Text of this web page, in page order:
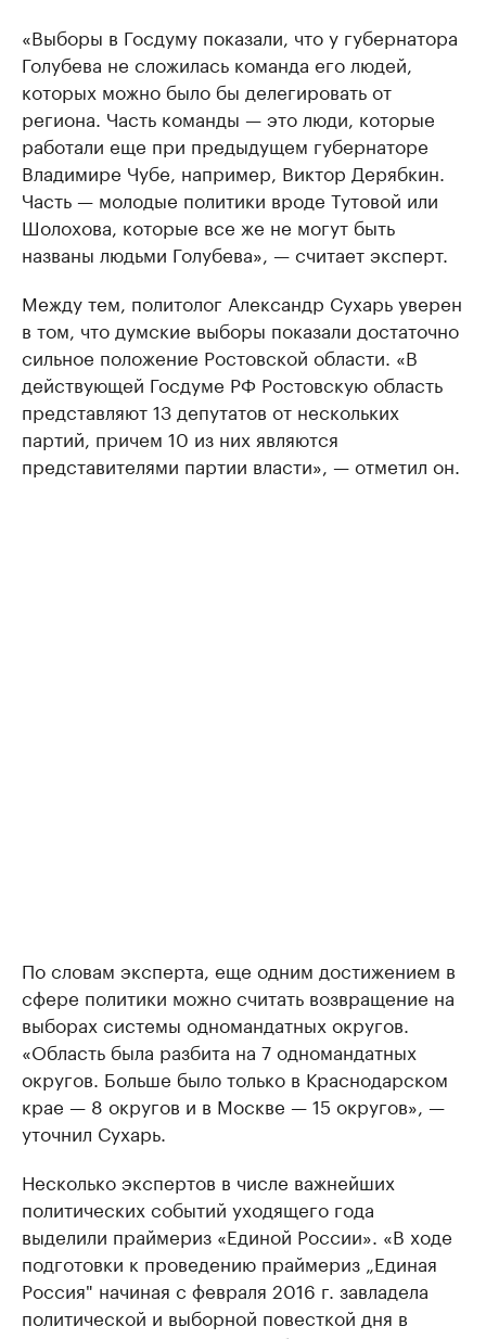
«Выборы в Госдуму показали, что у губернатора
Голубева не сложилась команда его людей,
которых можно было бы делегировать от
региона. Часть команды — это люди, которые
работали еще при предыдущем губернаторе
Владимире Чубе, например, Виктор Дерябкин.
Часть — молодые политики вроде Тутовой или
Шолохова, которые все же не могут быть
названы людьми Голубева», — считает эксперт.
Между тем, политолог Александр Сухарь уверен
в том, что думские выборы показали достаточно
сильное положение Ростовской области. «В
действующей Госдуме РФ Ростовскую область
представляют 13 депутатов от нескольких
партий, причем 10 из них являются
представителями партии власти», — отметил он.
По словам эксперта, еще одним достижением в
сфере политики можно считать возвращение на
выборах системы одномандатных округов.
«Область была разбита на 7 одномандатных
округов. Больше было только в Краснодарском
крае — 8 округов и в Москве — 15 округов», —
уточнил Сухарь.
Несколько экспертов в числе важнейших
политических событий уходящего года
выделили праймериз «Единой России». «В ходе
подготовки к проведению праймериз „Единая
Россия" начиная с февраля 2016 г. завладела
политической и выборной повесткой дня в